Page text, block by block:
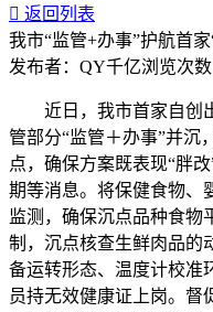
 返回列表
我市“监管+办事”护航首
发布者： QY千亿浏览次数
近日，我市首家自创出
管部分“监管＋办事”并沉
点，确保方案既表现“胖
期等消息。将保健食物、
监测，确保沉点品种食物
制，沉点核查生鲜肉品的
备运转形态、温度计校准
员持无效健康证上岗。督